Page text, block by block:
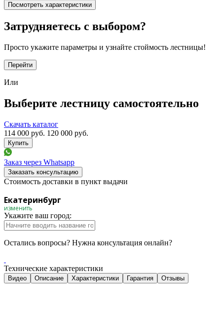
Посмотреть характеристики
Затрудняетесь с выбором?
Просто укажите параметры и узнайте стоймость лестницы!
Перейти
Или
Выберите лестницу самостоятельно
Скачать каталог
114 000 руб. 120 000 руб.
Заказ через Whatsapp
Заказать консультацию
Стоимость доставки в пункт выдачи
Екатеринбург
изменить
Укажите ваш город:
Остались вопросы? Нужна консультация онлайн?
Технические характеристики
Видео Описание Характеристики Гарантия Отзывы